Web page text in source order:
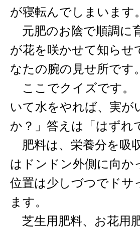
が寝転んでしまいます。
元肥のお陰で順調に
が花を咲かせて知ら
なたの腕の見せ所です。
ここでクイズです。
いて水をやれば、実
か？」答えは「はずれ
肥料は、栄養分を吸
はドンドン外側に向か
位置は少しづつでドサ
ます。
芝生用肥料、お花用